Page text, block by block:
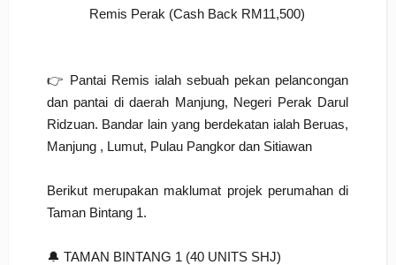
Remis Perak (Cash Back RM11,500)
👉 Pantai Remis ialah sebuah pekan pelancongan
dan pantai di daerah Manjung, Negeri Perak Darul
Ridzuan. Bandar lain yang berdekatan ialah Beruas,
Manjung , Lumut, Pulau Pangkor dan Sitiawan
Berikut merupakan maklumat projek perumahan di
Taman Bintang 1.
🔔 TAMAN BINTANG 1 (40 UNITS SHJ)